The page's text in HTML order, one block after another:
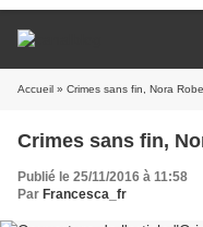
Accueil » Crimes sans fin, Nora
Crimes sans fin,
Publié le 25/11/2016 à 11:58
Par Francesca_fr